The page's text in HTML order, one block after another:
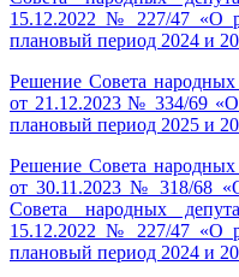
15.12.2022 № 227/47 «О
плановый период 2024 и
Решение Совета народных
от 21.12.2023 № 334/69
плановый период 2025 и
Решение Совета народных
от 30.11.2023 № 318/68
Совета народных
15.12.2022 № 227/47 «О
плановый период 2024 и